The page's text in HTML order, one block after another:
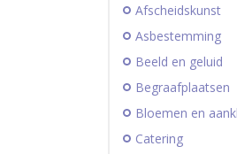
Afscheidskunst
Asbestemming
Beeld en geluid
Begraafplaatsen
Bloemen en
Catering